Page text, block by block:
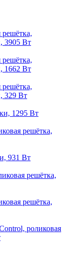
3905 Вт
1662 Вт
329 Вт
1295 Вт
решётка,
931 Вт
решётка,
решётка,
роликовая